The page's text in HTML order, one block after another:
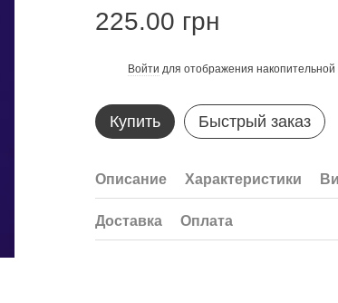
225.00 грн
Войти для отображения накопительной
Купить Быстрый заказ
Описание Характеристики
Доставка Оплата